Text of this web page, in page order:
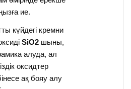
ие.
күйдегі кремни
SiO2 шыны,
алуда, ал
оксидтер
ақ бояу алу